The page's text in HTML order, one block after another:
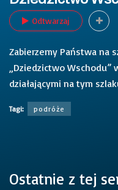
Odtwarzaj
Zabierzemy Państwa na
„Dziedzictwo Wschodu”
działającymi na tym
Tagi: podróże
Ostatnie z tej